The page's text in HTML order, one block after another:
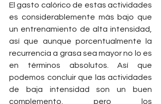
El gasto calórico de estas actividades
es considerablemente más bajo que
un entrenamiento de alta intensidad,
así que aunque porcentualmente la
recurrencia a grasa sea mayor no lo es
en términos absolutos. Así que
podemos concluir que las actividades
de baja intensidad son un buen
complemento, pero los